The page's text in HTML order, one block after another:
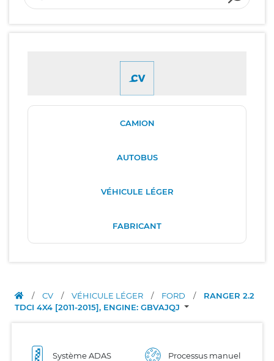
CAMION
AUTOBUS
VÉHICULE LÉGER
FABRICANT
/ CV / VÉHICULE LÉGER / FORD /
RANGER 2.2
TDCI 4X4 [2011-2015], ENGINE: GBVAJQJ
Système ADAS Processus manuel